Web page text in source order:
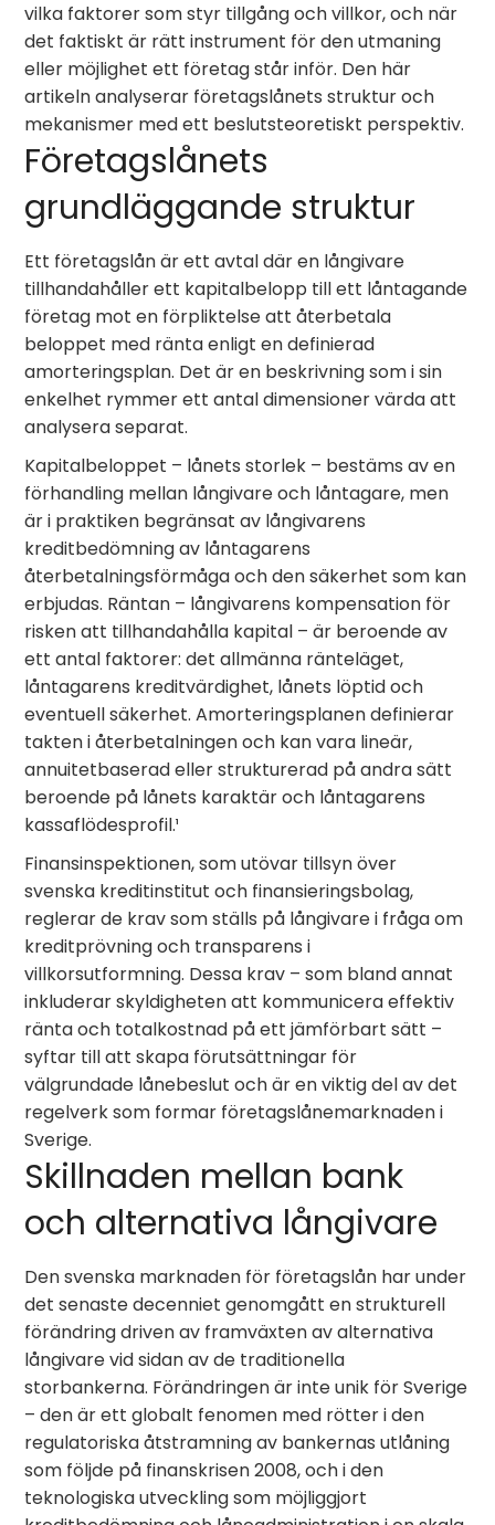
vilka faktorer som styr tillgång och villkor, och när
det faktiskt är rätt instrument för den utmaning
eller möjlighet ett företag står inför. Den här
artikeln analyserar företagslånets struktur och
mekanismer med ett beslutsteoretiskt perspektiv.
Företagslånets
grundläggande struktur
Ett företagslån är ett avtal där en långivare
tillhandahåller ett kapitalbelopp till ett låntagande
företag mot en förpliktelse att återbetala
beloppet med ränta enligt en definierad
amorteringsplan. Det är en beskrivning som i sin
enkelhet rymmer ett antal dimensioner värda att
analysera separat.
Kapitalbeloppet – lånets storlek – bestäms av en
förhandling mellan långivare och låntagare, men
är i praktiken begränsat av långivarens
kreditbedömning av låntagarens
återbetalningsförmåga och den säkerhet som kan
erbjudas. Räntan – långivarens kompensation för
risken att tillhandahålla kapital – är beroende av
ett antal faktorer: det allmänna ränteläget,
låntagarens kreditvärdighet, lånets löptid och
eventuell säkerhet. Amorteringsplanen definierar
takten i återbetalningen och kan vara lineär,
annuitetbaserad eller strukturerad på andra sätt
beroende på lånets karaktär och låntagarens
kassaflödesprofil.¹
Finansinspektionen, som utövar tillsyn över
svenska kreditinstitut och finansieringsbolag,
reglerar de krav som ställs på långivare i fråga om
kreditprövning och transparens i
villkorsutformning. Dessa krav – som bland annat
inkluderar skyldigheten att kommunicera effektiv
ränta och totalkostnad på ett jämförbart sätt –
syftar till att skapa förutsättningar för
välgrundade lånebeslut och är en viktig del av det
regelverk som formar företagslånemarknaden i
Sverige.
Skillnaden mellan bank
och alternativa långivare
Den svenska marknaden för företagslån har under
det senaste decenniet genomgått en strukturell
förändring driven av framväxten av alternativa
långivare vid sidan av de traditionella
storbankerna. Förändringen är inte unik för Sverige
– den är ett globalt fenomen med rötter i den
regulatoriska åtstramning av bankernas utlåning
som följde på finanskrisen 2008, och i den
teknologiska utveckling som möjliggjort